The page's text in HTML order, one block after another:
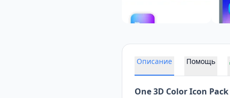
Описание Помощь
One 3D Color Icon Pack